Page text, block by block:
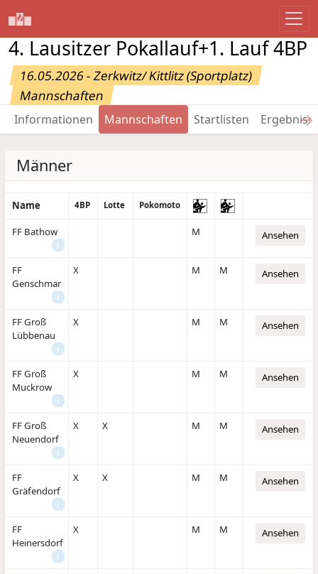
4. Lausitzer Pokallauf+1. Lauf 4BP
16.05.2026 - Zerkwitz/ Kittlitz (Sportplatz)
Mannschaften
Informationen Mannschaften Startlisten →
Männer
Name 4BP Lotte Pokomoto
FF Bathow
i
M Ansehen
FF
Genschmar
i
X M M Ansehen
FF Groß
Lübbenau
i
X M M Ansehen
FF Groß
Muckrow
i
X M M Ansehen
FF Groß
Neuendorf
i
X X M M Ansehen
FF
Gräfendorf
i
X X M M Ansehen
FF
Heinersdorf
i
X M M Ansehen